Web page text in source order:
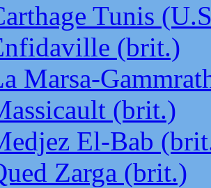
Tunis
(brit.)
Marsa-
(brit.)
El-Bab
Zarga (brit.)